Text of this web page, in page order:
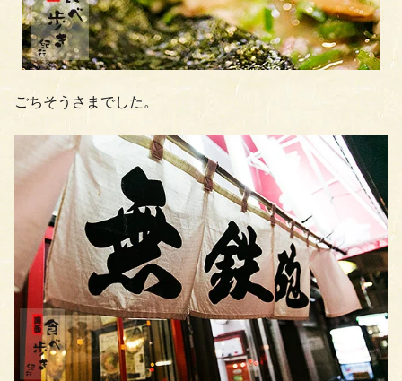
ごちそうさまでした。